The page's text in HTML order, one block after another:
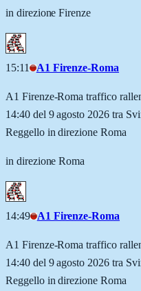
in direzione Firenze
15:11 A1 Firenze-Roma
A1 Firenze-Roma traffico
14:40 del 9 agosto 2026 tra
Reggello in direzione Roma
in direzione Roma
14:49 A1 Firenze-Roma
A1 Firenze-Roma traffico
14:40 del 9 agosto 2026 tra
Reggello in direzione Roma